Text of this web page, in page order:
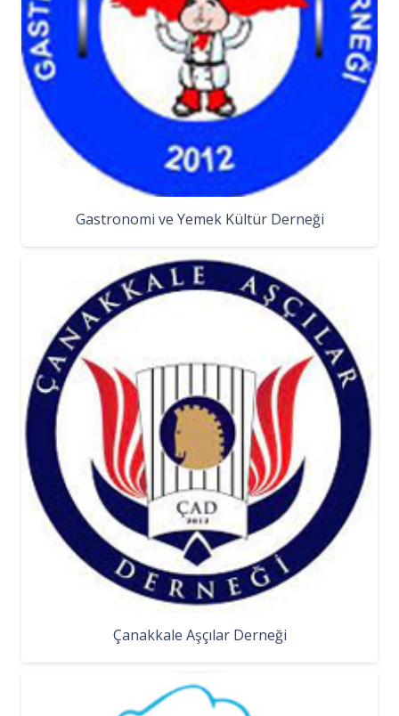
Gastronomi ve Yemek Kültür Derneği
Çanakkale Aşçılar Derneği